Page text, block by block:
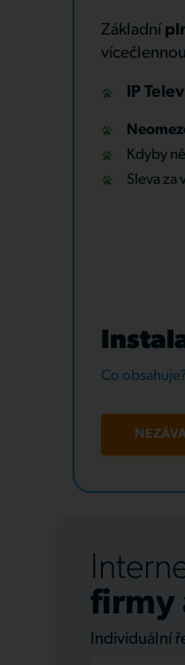
Základní
IP
Kdyby
Sleva za
Co obsahuje?
firmy
Individuální